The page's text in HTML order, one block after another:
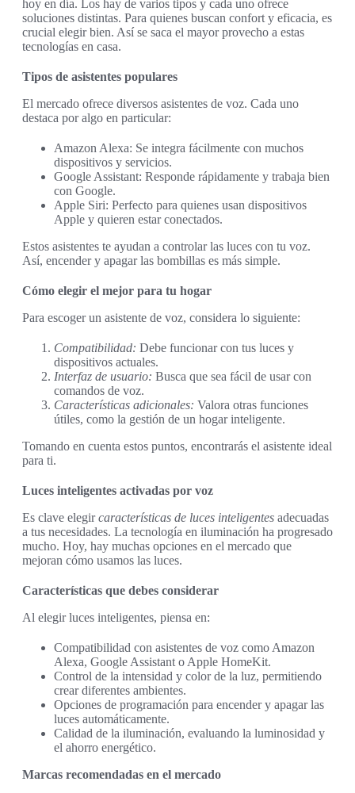
hoy en día. Los hay de varios tipos y cada uno ofrece
soluciones distintas. Para quienes buscan confort y eficacia, es
crucial elegir bien. Así se saca el mayor provecho a estas
tecnologías en casa.
Tipos de asistentes populares
El mercado ofrece diversos asistentes de voz. Cada uno
destaca por algo en particular:
Amazon Alexa: Se integra fácilmente con muchos
dispositivos y servicios.
Google Assistant: Responde rápidamente y trabaja bien
con Google.
Apple Siri: Perfecto para quienes usan dispositivos
Apple y quieren estar conectados.
Estos asistentes te ayudan a controlar las luces con tu voz.
Así, encender y apagar las bombillas es más simple.
Cómo elegir el mejor para tu hogar
Para escoger un asistente de voz, considera lo siguiente:
Compatibilidad: Debe funcionar con tus luces y
dispositivos actuales.
Interfaz de usuario: Busca que sea fácil de usar con
comandos de voz.
Características adicionales: Valora otras funciones
útiles, como la gestión de un hogar inteligente.
Tomando en cuenta estos puntos, encontrarás el asistente ideal
para ti.
Luces inteligentes activadas por voz
Es clave elegircaracterísticas de luces inteligentes adecuadas
a tus necesidades. La tecnología en iluminación ha progresado
mucho. Hoy, hay muchas opciones en el mercado que
mejoran cómo usamos las luces.
Características que debes considerar
Al elegir luces inteligentes, piensa en:
Compatibilidad con asistentes de voz como Amazon
Alexa, Google Assistant o Apple HomeKit.
Control de la intensidad y color de la luz, permitiendo
crear diferentes ambientes.
Opciones de programación para encender y apagar las
luces automáticamente.
Calidad de la iluminación, evaluando la luminosidad y
el ahorro energético.
Marcas recomendadas en el mercado